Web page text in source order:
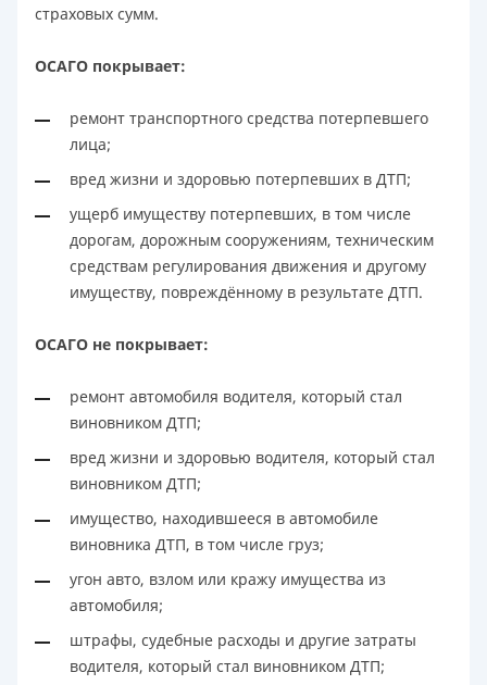
страховых сумм.
ОСАГО покрывает:
ремонт транспортного средства потерпевшего
лица;
вред жизни и здоровью потерпевших в ДТП;
ущерб имуществу потерпевших, в том числе
дорогам, дорожным сооружениям, техническим
средствам регулирования движения и другому
имуществу, повреждённому в результате ДТП.
ОСАГО не покрывает:
ремонт автомобиля водителя, который стал
виновником ДТП;
вред жизни и здоровью водителя, который стал
виновником ДТП;
имущество, находившееся в автомобиле
виновника ДТП, в том числе груз;
угон авто, взлом или кражу имущества из
автомобиля;
штрафы, судебные расходы и другие затраты
водителя, который стал виновником ДТП;